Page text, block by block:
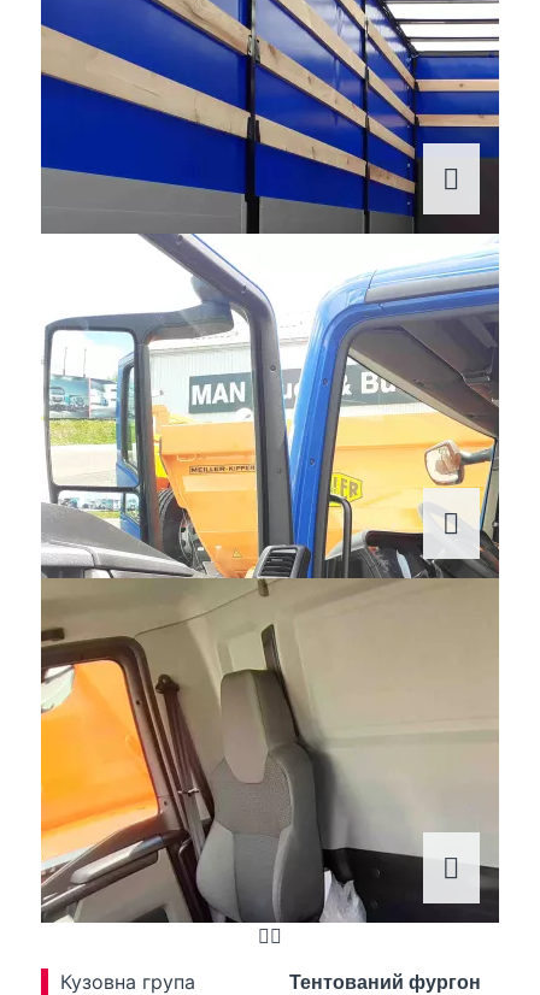
Кузовна група Тентований фургон